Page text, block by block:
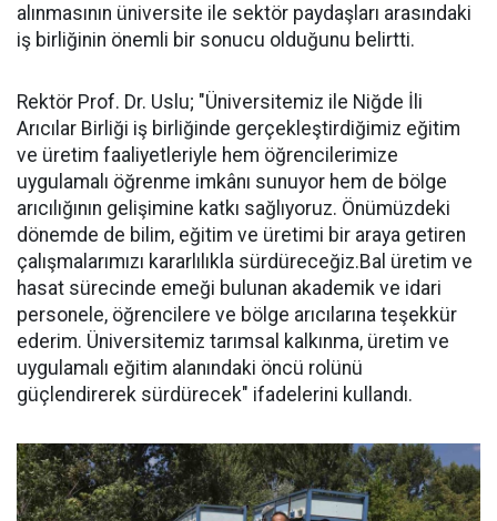
alınmasının üniversite ile sektör paydaşları arasındaki
iş birliğinin önemli bir sonucu olduğunu belirtti.
Rektör Prof. Dr. Uslu; "Üniversitemiz ile Niğde İli
Arıcılar Birliği iş birliğinde gerçekleştirdiğimiz eğitim
ve üretim faaliyetleriyle hem öğrencilerimize
uygulamalı öğrenme imkânı sunuyor hem de bölge
arıcılığının gelişimine katkı sağlıyoruz. Önümüzdeki
dönemde de bilim, eğitim ve üretimi bir araya getiren
çalışmalarımızı kararlılıkla sürdüreceğiz.Bal üretim ve
hasat sürecinde emeği bulunan akademik ve idari
personele, öğrencilere ve bölge arıcılarına teşekkür
ederim. Üniversitemiz tarımsal kalkınma, üretim ve
uygulamalı eğitim alanındaki öncü rolünü
güçlendirerek sürdürecek" ifadelerini kullandı.